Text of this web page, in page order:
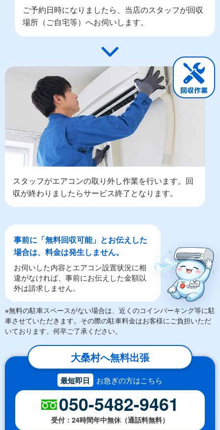
ご予約日時になりましたら、当店のスタッフが回収
場所（ご自宅等）へお伺いします。
スタッフがエアコンの取り外し作業を行います。回
収が終わりましたらサービス終了となります。
事前に「無料回収可能」とお伝えした
場合は、料金は発生しません。
お伺いした内容とエアコン設置状況に相
違がなければ、事前にお伝えした金額以
外は請求しません。
※無料の駐車スペースがない場合は、近くのコインパーキング等に駐
車させていただきます。その際の駐車料金はお客様にご負担いただ
いております。何卒ご了承ください。
大桑村へ無料出張
最短即日 お急ぎの方はこちら
050-5482-9461
受付：24時間年中無休（通話料無料）